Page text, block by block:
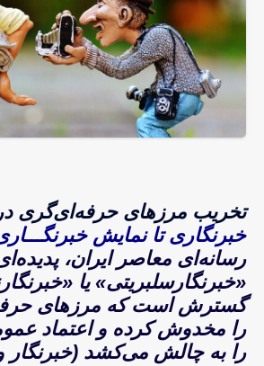
تخریب مرزهای حرفه‌ای‌گری
خبرنگاری تا نمایش
رسانه‌ای معاصر ایران،
«خبرنگارسلبریتی» یا
گسترش است که مرزهای
را مخدوش کرده و اعتماد
را به چالش می‌کشد (خبرنگار و